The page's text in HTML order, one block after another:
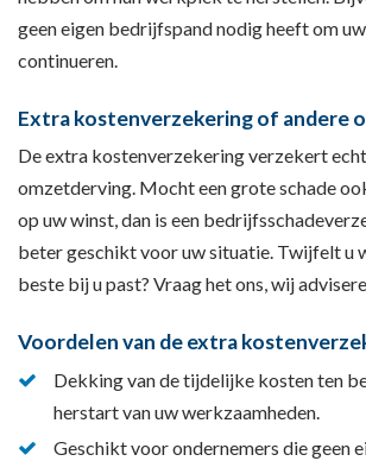
geen eigen bedrijfspand nodig heeft om
continueren.
Extra kostenverzekering of andere
De extra kostenverzekering verzekert
omzetderving. Mocht een grote schade
op uw winst, dan is een
beter geschikt voor uw situatie. Twijfelt u
beste bij u past? Vraag het ons, wij
Voordelen van de extra
Dekking van de tijdelijke kosten ten
herstart van uw werkzaamheden.
Geschikt voor ondernemers die geen